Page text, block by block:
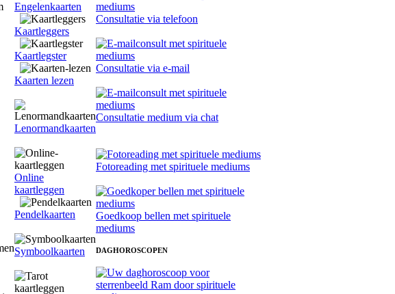
Engelenkaarten
Kaartleggers
Kaartlegster
Kaarten lezen
Lenormandkaarten
Online
kaartleggen
Pendelkaarten
Symboolkaarten
Consultatie via telefoon
Consultatie via e-mail
Consultatie medium via chat
Fotoreading met spirituele mediums
Goedkoop bellen met spirituele
mediums
DAGHOROSCOPEN